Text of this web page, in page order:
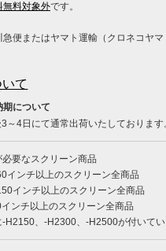
無料対象外です。
急便またはヤマト運輸（クロネコヤマ
て
期について
～4日にて通常出荷いたしておりま
要なスクリーン商品
ンチ以上のスクリーン全商品
インチ以上のスクリーン全商品
ンチ以上のスクリーン全商品
-H2150、-H2300、-H2500が付いて